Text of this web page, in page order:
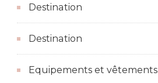
Destination
Destination
Equipements et vêtements